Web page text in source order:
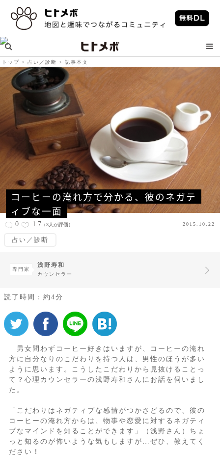
トップ 占い／診断 記事本文
コーヒーの淹れ方で分かる、彼のネガテ
ィブな一面
0 1.7 （3人が評価） 2015.10.22
占い／診断
専門家
浅野寿和
カウンセラー
読了時間：約4分
男女問わずコーヒー好きはいますが、コーヒーの淹れ
方に自分なりのこだわりを持つ人は、男性のほうが多い
ように思います。こうしたこだわりから見抜けることっ
て？心理カウンセラーの浅野寿和さんにお話を伺いまし
た。
「こだわりはネガティブな感情がつかさどるので、彼の
コーヒーの淹れ方からは、物事や恋愛に対するネガティ
ブなマインドを知ることができます」（浅野さん）ちょ
っと知るのが怖いような気もしますが…ぜひ、教えてく
ださい！